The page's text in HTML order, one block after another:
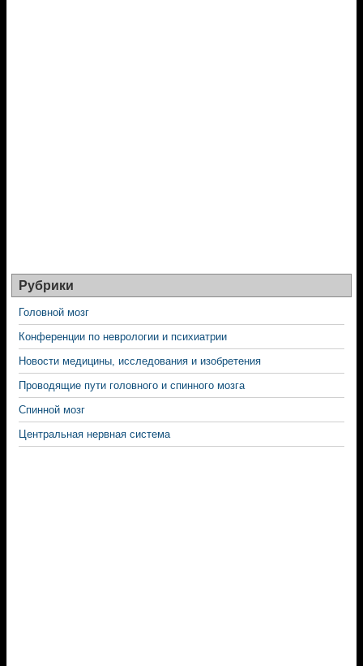
Рубрики
Головной мозг
Конференции по неврологии и психиатрии
Новости медицины, исследования и изобретения
Проводящие пути головного и спинного мозга
Спинной мозг
Центральная нервная система